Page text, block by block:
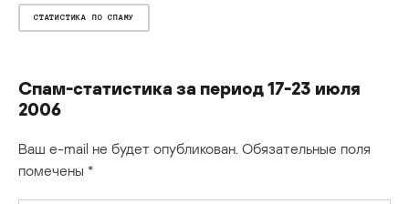
СТАТИСТИКА ПО СПАМУ
Спам-статистика за период 17-23 июля
2006
Ваш e-mail не будет опубликован. Обязательные поля
помечены *